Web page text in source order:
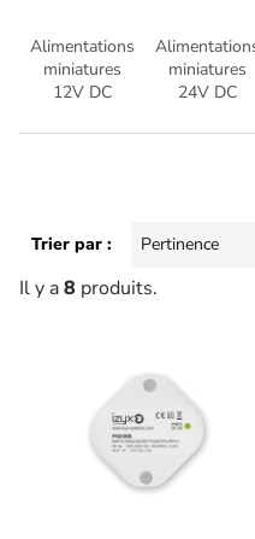
Alimentations
miniatures
12V DC
miniatures
24V DC
Il y a8 produits.
Trier par : Pertinence